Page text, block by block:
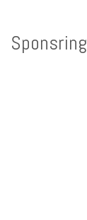
Sponsring